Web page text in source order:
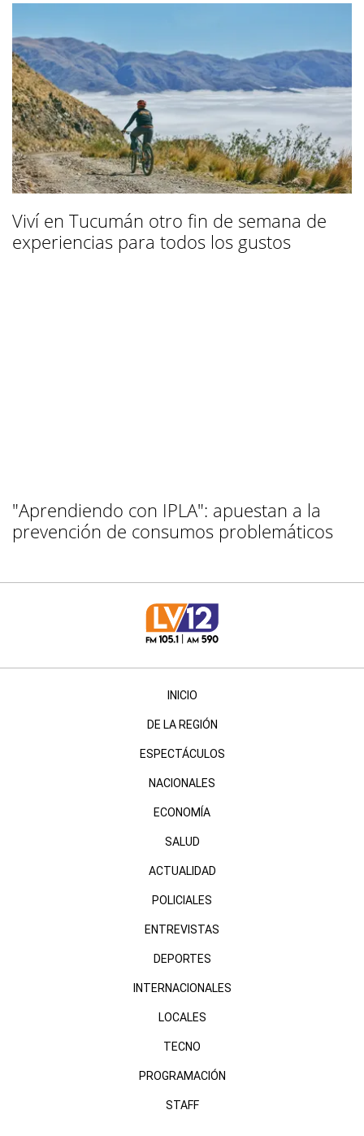
Viví en Tucumán otro fin de semana de
experiencias para todos los gustos
"Aprendiendo con IPLA": apuestan a la
prevención de consumos problemáticos
INICIO
DE LA REGIÓN
ESPECTÁCULOS
NACIONALES
ECONOMÍA
SALUD
ACTUALIDAD
POLICIALES
ENTREVISTAS
DEPORTES
INTERNACIONALES
LOCALES
TECNO
PROGRAMACIÓN
STAFF